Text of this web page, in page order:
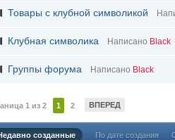
Товары с клубной символикой
Клубная символика Написано Black
Группы форума Написано Black
1 из 2 1 2 ВПЕРЕД
созданные По дате создания